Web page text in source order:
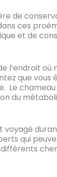
de
ces
et de
l’endroit où
que
Le
du
voyagé
qui